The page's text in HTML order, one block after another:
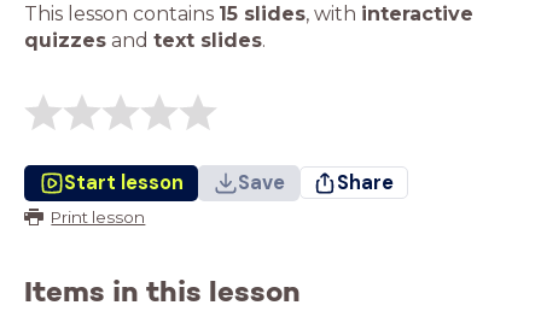
This lesson contains 15 slides, with interactive
quizzes and text slides.
Start lesson Save Share
Print lesson
Items in this lesson